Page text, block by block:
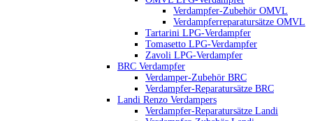
Verdampfer-Zubehör OMVL
Verdampferreparatursätze OMVL
Tartarini LPG-Verdampfer
Tomasetto LPG-Verdampfer
Zavoli LPG-Verdampfer
BRC Verdampfer
Verdamper-Zubehör BRC
Verdampfer-Reparatursätze BRC
Landi Renzo Verdampers
Verdampfer-Reparatursätze Landi